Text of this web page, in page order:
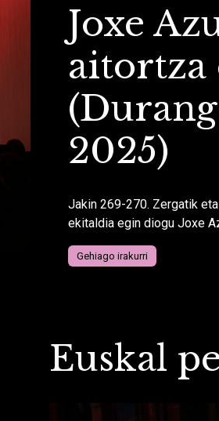
Joxe
aitortza
2025)
Jakin 269-270. Zergatik
ekitaldia egin diogu Joxe
Gehiago irakurri
Euskal